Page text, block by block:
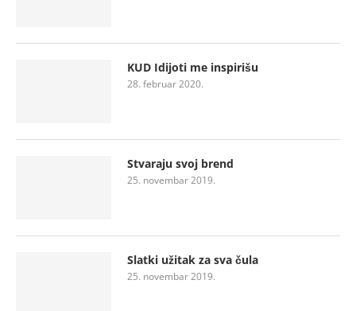
KUD Idijoti me inspirišu
28. februar 2020.
Stvaraju svoj brend
25. novembar 2019.
Slatki užitak za sva čula
25. novembar 2019.